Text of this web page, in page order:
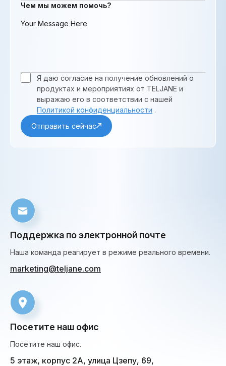
Чем мы можем помочь?
Я даю согласие на получение обновлений о
продуктах и ​​мероприятиях от TELJANE и
выражаю его в соответствии с нашей
Политикой конфиденциальности .
Отправить сейчас
Поддержка по электронной почте
Наша команда реагирует в режиме реального времени.
marketing@teljane.com
Посетите наш офис
Посетите наш офис.
5 этаж, корпус 2А, улица Цзепу, 69,